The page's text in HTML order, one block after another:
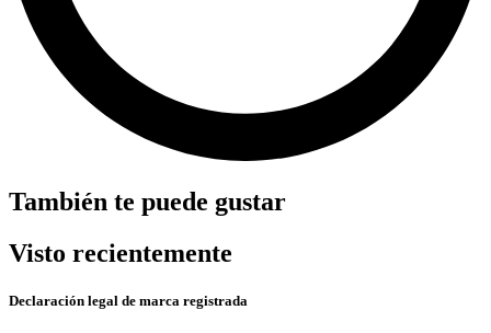
También te puede gustar
Visto recientemente
Declaración legal de marca registrada